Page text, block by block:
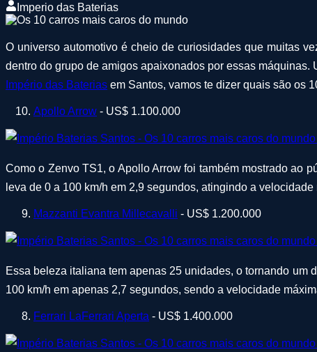
Imperio das Baterias
O universo automotivo é cheio de curiosidades que muitas
dentro do grupo de amigos apaixonados por essas
Império das Baterias em Santos, vamos te dizer quais são os
Apollo Arrow - US$ 1.100.000
Como o Zenvo TS1, o Apollo Arrow foi também mostrado ao
leva de 0 a 100 km/h em 2,9 segundos, atingindo a
Mazzanti Evantra Millecavalli - US$ 1.200.000
Essa beleza italiana tem apenas 25 unidades, o tornando um
100 km/h em apenas 2,7 segundos, sendo a velocidade
Ferrari LaFerrari Aperta - US$ 1.400.000